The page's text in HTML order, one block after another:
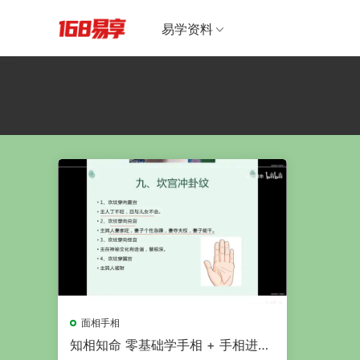
易学资料
面相手相
知相知命 零基础学手相 + 手相进阶